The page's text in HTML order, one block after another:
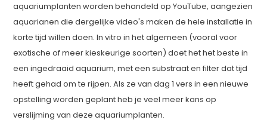
aquariumplanten worden behandeld op YouTube, aangezien
aquarianen die dergelijke video's maken de hele installatie in
korte tijd willen doen. In vitro in het algemeen (vooral voor
exotische of meer kieskeurige soorten) doet het het beste in
een ingedraaid aquarium, met een substraat en filter dat tijd
heeft gehad om te rijpen. Als ze van dag 1 vers in een nieuwe
opstelling worden geplant heb je veel meer kans op
verslijming van deze aquariumplanten.